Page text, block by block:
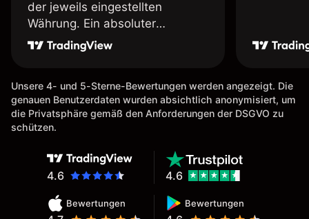
der jeweils eingestellten
Währung. Ein absoluter
Pluspunkt an dieser Stelle.
Unsere 4- und 5-Sterne-Bewertungen werden angezeigt. Die
genauen Benutzerdaten wurden absichtlich anonymisiert, um
die Privatsphäre gemäß den Anforderungen der DSGVO zu
schützen.
4.6
Bewertungen Bewertungen
4.6